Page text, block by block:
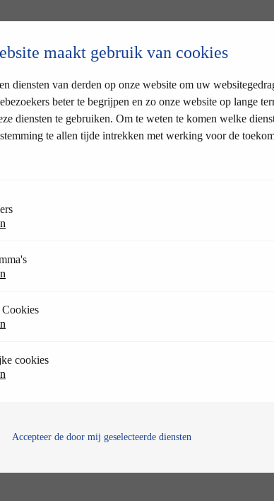
maakt gebruik van cookies
diensten van derden op onze website om uw
beter te begrijpen en zo onze website op lange
diensten te gebruiken. Om te weten te komen welke
te allen tijde intrekken met werking voor de
cookies
Accepteer de door mij geselecteerde diensten